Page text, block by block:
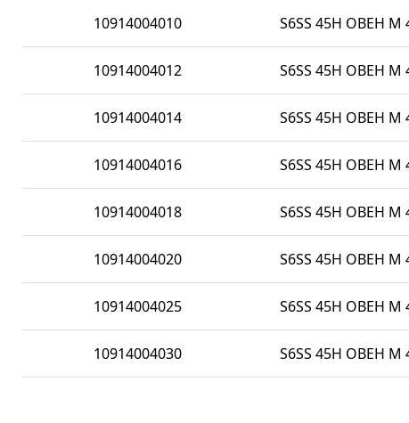
10914004010 S6SS 45H OBEH M
10914004012 S6SS 45H OBEH M
10914004014 S6SS 45H OBEH M
10914004016 S6SS 45H OBEH M
10914004018 S6SS 45H OBEH M
10914004020 S6SS 45H OBEH M
10914004025 S6SS 45H OBEH M
10914004030 S6SS 45H OBEH M